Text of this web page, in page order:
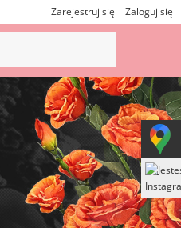
Zarejestruj się Zaloguj się